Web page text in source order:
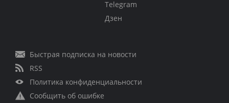
Telegram
Дзен
Быстрая подписка на новости
RSS
Политика конфиденциальности
Сообщить об ошибке